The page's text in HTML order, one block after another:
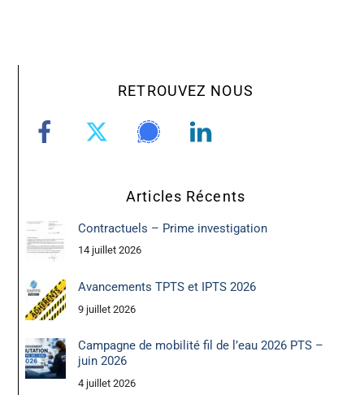
RETROUVEZ NOUS
Articles Récents
Contractuels – Prime investigation
14 juillet 2026
Avancements TPTS et IPTS 2026
9 juillet 2026
Campagne de mobilité fil de l’eau 2026 PTS –
juin 2026
4 juillet 2026